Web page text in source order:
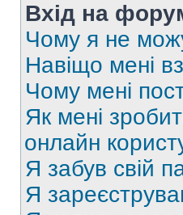
Вхід на
Чому я не
Навіщо мені
Чому мені
Як мені
онлайн
Я забув свій
Я